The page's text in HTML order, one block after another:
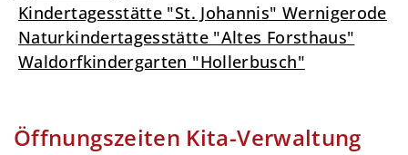
Kindertagesstätte "St. Johannis" Wernigerode
Naturkindertagesstätte "Altes Forsthaus"
Waldorfkindergarten "Hollerbusch"
Öffnungszeiten Kita-Verwaltung